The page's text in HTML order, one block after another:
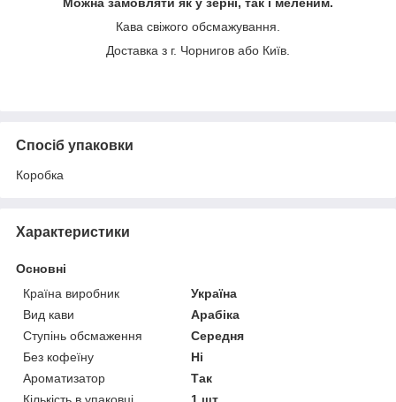
Кава свіжого обсмажування.
Доставка з г. Чорнигов або Київ.
Спосіб упаковки
Коробка
Характеристики
Основні
Країна виробник
Україна
Вид кави
Арабіка
Ступінь обсмаження
Середня
Без кофеїну
Ні
Ароматизатор
Так
Кількість в упаковці
1 шт.